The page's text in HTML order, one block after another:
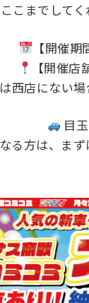
ここまでして
【開催
【開催
西店にない
目
る方は、ま